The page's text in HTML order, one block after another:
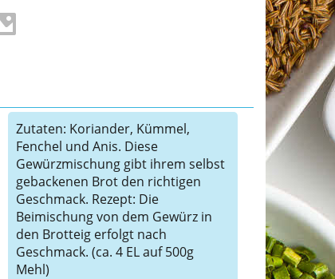
Zutaten: Koriander, Kümmel,
Fenchel und Anis. Diese
Gewürzmischung gibt ihrem selbst
gebackenen Brot den richtigen
Geschmack. Rezept: Die
Beimischung von dem Gewürz in
den Brotteig erfolgt nach
Geschmack. (ca. 4 EL auf 500g
Mehl)